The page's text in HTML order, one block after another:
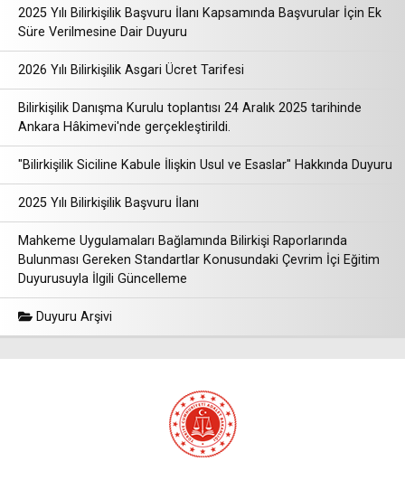
2025 Yılı Bilirkişilik Başvuru İlanı Kapsamında Başvurular İçin Ek
Süre Verilmesine Dair Duyuru
2026 Yılı Bilirkişilik Asgari Ücret Tarifesi
Bilirkişilik Danışma Kurulu toplantısı 24 Aralık 2025 tarihinde
Ankara Hâkimevi'nde gerçekleştirildi.
"Bilirkişilik Siciline Kabule İlişkin Usul ve Esaslar" Hakkında Duyuru
2025 Yılı Bilirkişilik Başvuru İlanı
Mahkeme Uygulamaları Bağlamında Bilirkişi Raporlarında
Bulunması Gereken Standartlar Konusundaki Çevrim İçi Eğitim
Duyurusuyla İlgili Güncelleme
Duyuru Arşivi